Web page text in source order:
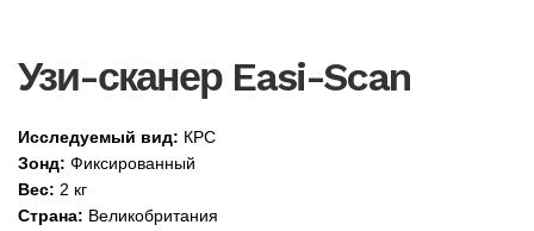
Узи-сканер Easi-Scan
Исследуемый вид: КРС
Зонд: Фиксированный
Вес: 2 кг
Cтрана: Великобритания